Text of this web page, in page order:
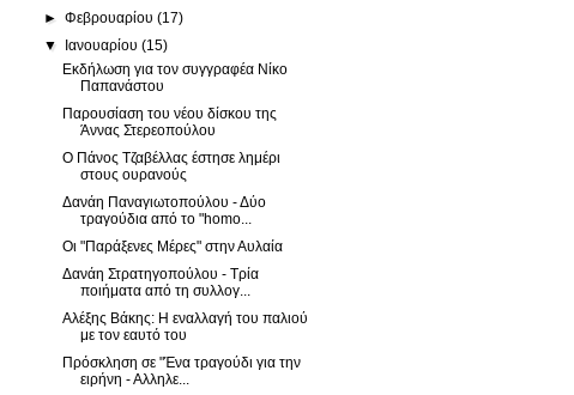
►Φεβρουαρίου(17)
▼ Ιανουαρίου(15)
Εκδήλωση για τον συγγραφέα Νίκο
Παπανάστου
Παρουσίαση του νέου δίσκου της
Άννας Στερεοπούλου
Ο Πάνος Τζαβέλλας έστησε λημέρι
στους ουρανούς
Δανάη Παναγιωτοπούλου - Δύο
τραγούδια από το "homo...
Οι "Παράξενες Μέρες" στην Αυλαία
Δανάη Στρατηγοπούλου - Τρία
ποιήματα από τη συλλογ...
Αλέξης Βάκης: Η εναλλαγή του παλιού
με τον εαυτό του
Πρόσκληση σε "Ένα τραγούδι για την
ειρήνη - Αλληλε...